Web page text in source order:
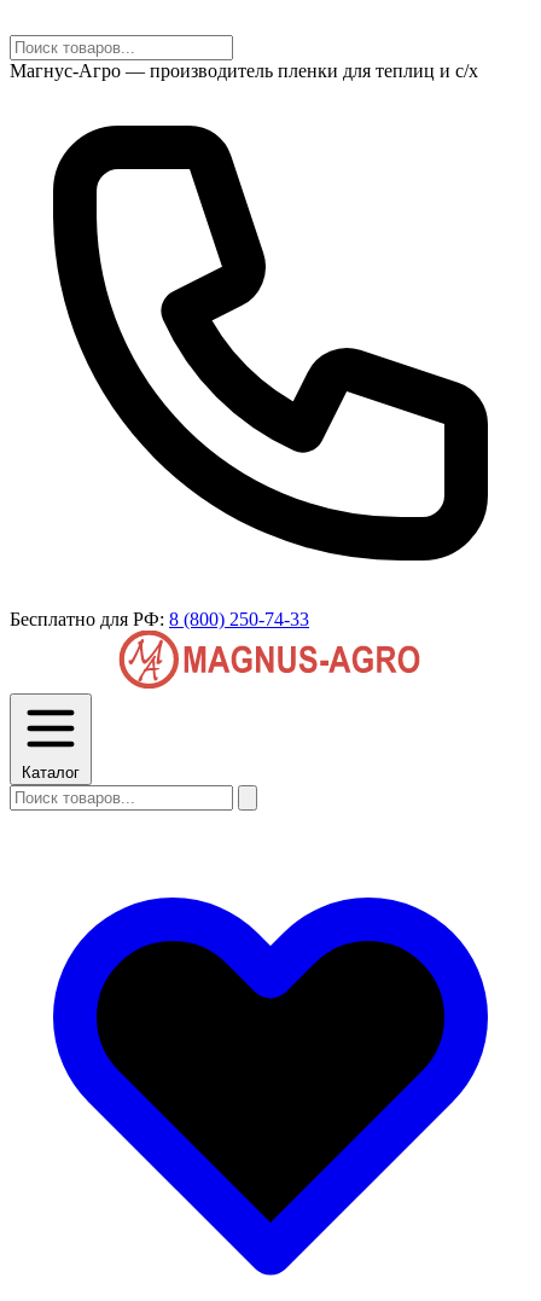
Магнус-Агро — производитель пленки для теплиц и с/х
Бесплатно для РФ: 8 (800) 250-74-33
Каталог